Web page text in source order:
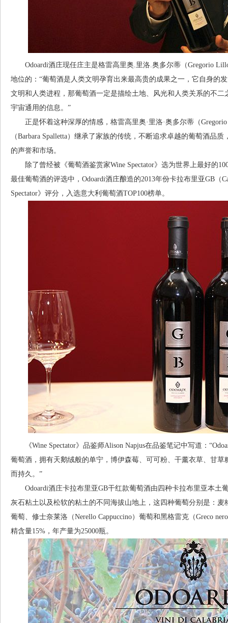
Odoardi酒庄现任庄主是格雷高里奥.里洛.奥多尔蒂（Gregorio
地位的：“葡萄酒是人类文明孕育出来最高贵的成果之一，它自身的
文明和人类进程，那葡萄酒一定是描绘土地、风光和人类关系的不
宇宙通用的信息。”
正是怀着这种深厚的情感，格雷高里奥·里洛·奥多尔蒂（Gregorio
（Barbara Spalletta）继承了家族的传统，不断追求卓越的葡萄酒品
的声誉和市场。
除了曾经被《葡萄酒鉴赏家Wine Spectator》选为世界上最好的
最佳葡萄酒的评选中，Odoardi酒庄酿造的2013年份卡拉布里亚GB（
Spectator》评分，入选意大利葡萄酒TOP100榜单。
《Wine Spectator》品鉴师Alison Napjus在品鉴笔记中写道：
葡萄酒，拥有天鹅绒般的单宁，博伊森莓、可可粉、干薰衣草、甘
而持久。”
Odoardi酒庄卡拉布里亚GB干红款葡萄酒由四种卡拉布里亚本土
灰石粘土以及松软的粘土的不同海拔山地上，这四种葡萄分别是：麦
葡萄、修士奈莱洛（Nerello Cappuccino）葡萄和黑格雷克（Greco
精含量15%，年产量为25000瓶。